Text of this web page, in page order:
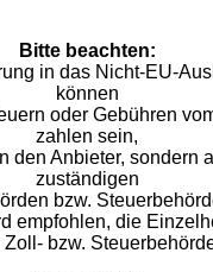
Bitte beachten:
in das Nicht-EU-
können
oder Gebühren
zahlen sein,
den Anbieter, sondern
zuständigen
bzw.
empfohlen, die
bzw.